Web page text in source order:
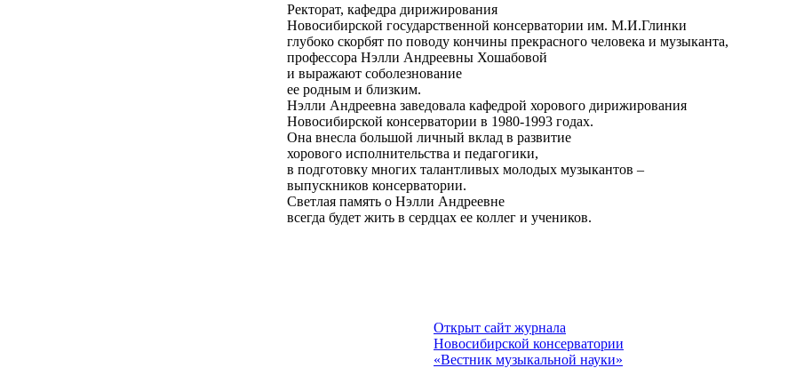
Ректорат, кафедра дирижирования
Новосибирской государственной консерватории им. М.И.Глинки
глубоко скорбят по поводу кончины прекрасного человека и музыканта,
профессора Нэлли Андреевны Хошабовой
и выражают соболезнование
ее родным и близким.
Нэлли Андреевна заведовала кафедрой хорового дирижирования
Новосибирской консерватории в 1980-1993 годах.
Она внесла большой личный вклад в развитие
хорового исполнительства и педагогики,
в подготовку многих талантливых молодых музыкантов –
выпускников консерватории.
Светлая память о Нэлли Андреевне
всегда будет жить в сердцах ее коллег и учеников.
Открыт сайт журнала
Новосибирской консерватории
«Вестник музыкальной науки»